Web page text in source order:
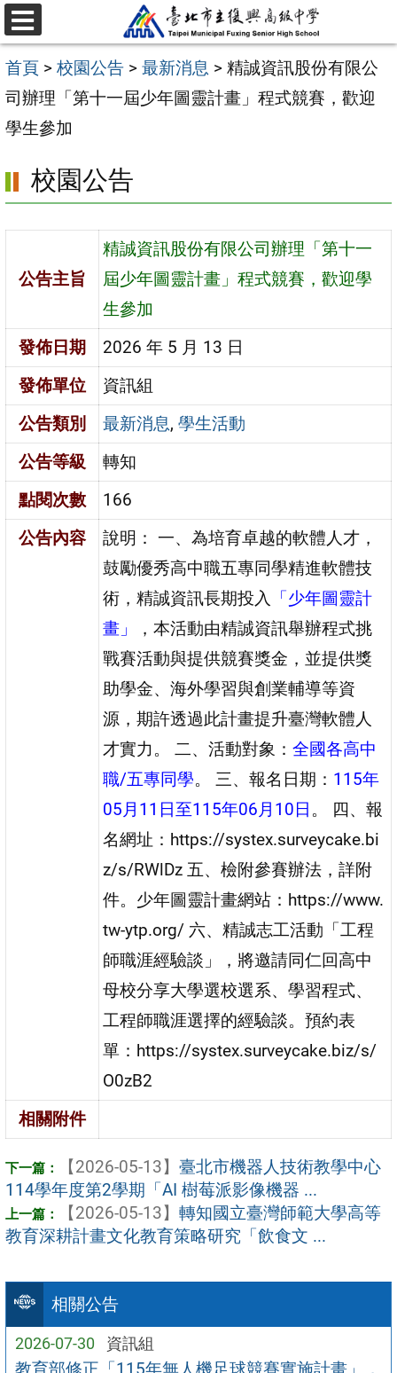
跳
至
主
要
內
區
選
單
首頁 > 校園公告 > 最新消息 > 精誠資訊股份有限公
司辦理「第十一屆少年圖靈計畫」程式競賽，歡迎
學生參加
相關公告
2026-07-30 資訊組
教育部修正「115年無人機足球競賽實施計畫」，
校園公告
公告主旨
精誠資訊股份有限公司辦理「第十一
屆少年圖靈計畫」程式競賽，歡迎學
生參加
發佈日期
2026 年 5 月 13 日
發佈單位
資訊組
公告類別
最新消息,學生活動
公告等級
轉知
點閱次數
166
公告內容
說明： 一、為培育卓越的軟體人才，
鼓勵優秀高中職五專同學精進軟體技
術，精誠資訊長期投入
「少年圖靈計
畫」
，本活動由精誠資訊舉辦程式挑
戰賽活動與提供競賽獎金，並提供獎
助學金、海外學習與創業輔導等資
源，期許透過此計畫提升臺灣軟體人
才實力。 二、活動對象：全國各高中
職/五專同學。 三、報名日期： 115年
05月11日至115年06月10日 。 四、報
名網址：https://systex.surveycake.bi
z/s/RWlDz 五、檢附參賽辦法，詳附
件。少年圖靈計畫網站：https://www.
tw-ytp.org/ 六、精誠志工活動「工程
師職涯經驗談」，將邀請同仁回高中
母校分享大學選校選系、學習程式、
工程師職涯選擇的經驗談。預約表
單：https://systex.surveycake.biz/s/
O0zB2
相關附件
【2026-05-13】 臺北市機器人技術教學中心
114學年度第2學期「AI 樹莓派影像機器 ...
【2026-05-13】 轉知國立臺灣師範大學高等
教育深耕計畫文化教育策略研究「飲食文 ...